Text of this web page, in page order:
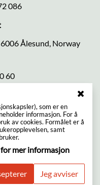
k
som er en
informasjon. For å
av cookies. Formålet er å
samt
mer informasjon
Jeg avviser
086
Ålesund, Norway
60